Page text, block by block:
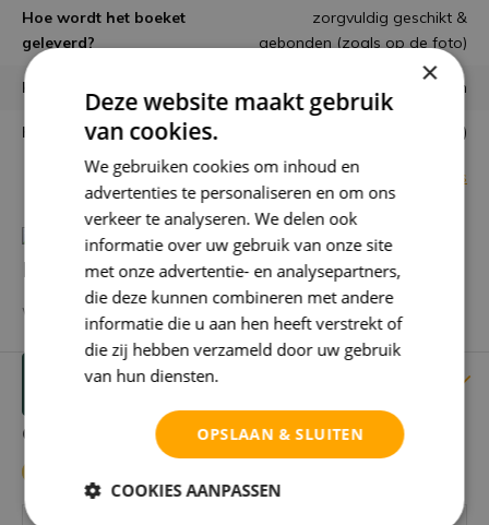
Hoe wordt het boeket
geleverd?
zorgvuldig geschikt &
gebonden (zoals op de foto)
Houdbaarheid minimaal 6 maanden
Kaartje mogelijk? Ja, gratis (opmerkingveld)
Bekijk alle specificaties
Heb je een vraag over dit product?
We helpen je graag met het vinden van het juiste product.
Verstuur mailtje
Gebruikers beoordelingen
×
Deze website maakt gebruik
van cookies.
We gebruiken cookies om inhoud en
advertenties te personaliseren en om ons
verkeer te analyseren. We delen ook
informatie over uw gebruik van onze site
met onze advertentie- en analysepartners,
die deze kunnen combineren met andere
informatie die u aan hen heeft verstrekt of
die zij hebben verzameld door uw gebruik
van hun diensten.
OPSLAAN & SLUITEN
COOKIES AANPASSEN